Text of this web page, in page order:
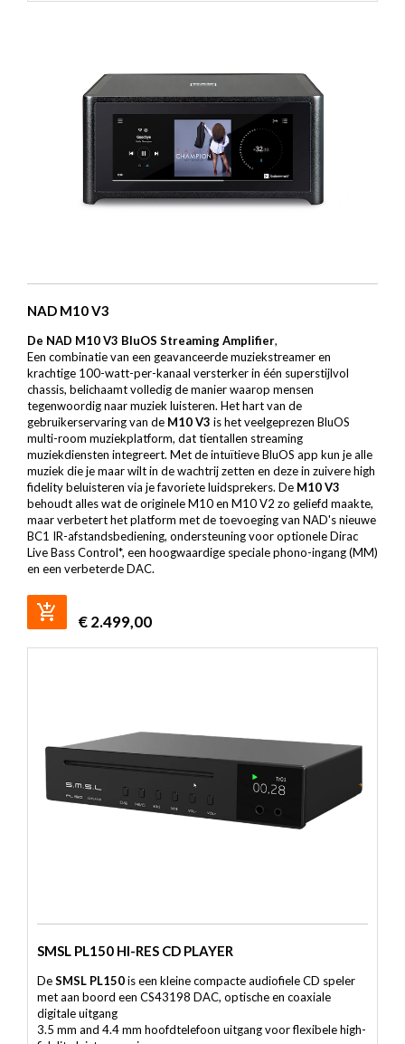
NAD M10 V3
De NAD M10 V3 BluOS Streaming Amplifier,
Een combinatie van een geavanceerde muziekstreamer en
krachtige 100-watt-per-kanaal versterker in één superstijlvol
chassis, belichaamt volledig de manier waarop mensen
tegenwoordig naar muziek luisteren. Het hart van de
gebruikerservaring van de M10 V3 is het veelgeprezen BluOS
multi-room muziekplatform, dat tientallen streaming
muziekdiensten integreert. Met de intuïtieve BluOS app kun je alle
muziek die je maar wilt in de wachtrij zetten en deze in zuivere high
fidelity beluisteren via je favoriete luidsprekers. De M10 V3
behoudt alles wat de origineleM10en M10 V2 zo geliefd maakte,
maar verbetert het platform met de toevoeging van NAD's nieuwe
BC1 IR-afstandsbediening, ondersteuning voor optionele Dirac
Live Bass Control*, een hoogwaardige speciale phono-ingang (MM)
en een verbeterde DAC.
€2.499,00
SMSL PL150 HI-RES CD PLAYER
DeSMSL PL150is een kleine compacte audiofiele CD speler
met aan boord een CS43198 DAC, optische en coaxiale
digitale uitgang
3.5 mm and 4.4 mm hoofdtelefoon uitgang voor flexibele high-